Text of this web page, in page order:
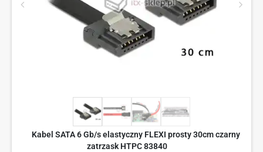
Kabel SATA 6 Gb/s elastyczny FLEXI prosty 30cm czarny
zatrzask HTPC 83840